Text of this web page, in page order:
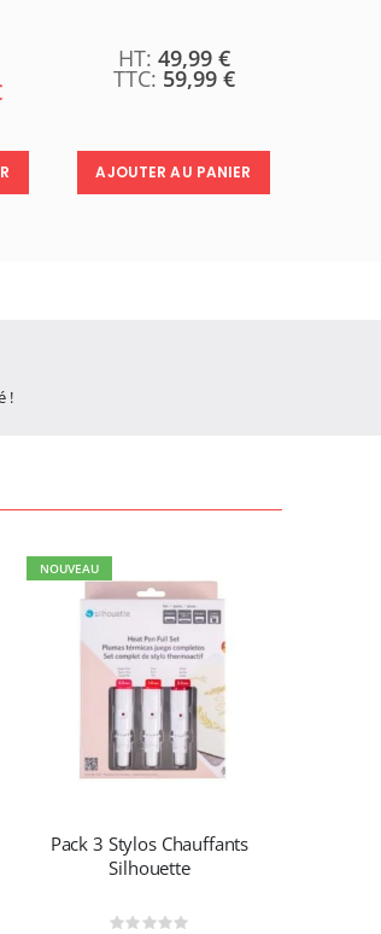
59,99 €
49,99 €
AJOUTER AU PANIER
!
NOUVEAU
Pack 3 Stylos Chauffants
Silhouette
Rating: